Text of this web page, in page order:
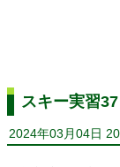
スキー実習37
2024年03月04日